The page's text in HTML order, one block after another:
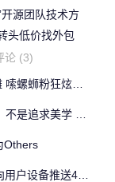
开源团队技术方
头低价找外包
论 (3)
蛳粉狂炫小龙虾
创始人不会写HTML
Others
送4GB本地AI模型